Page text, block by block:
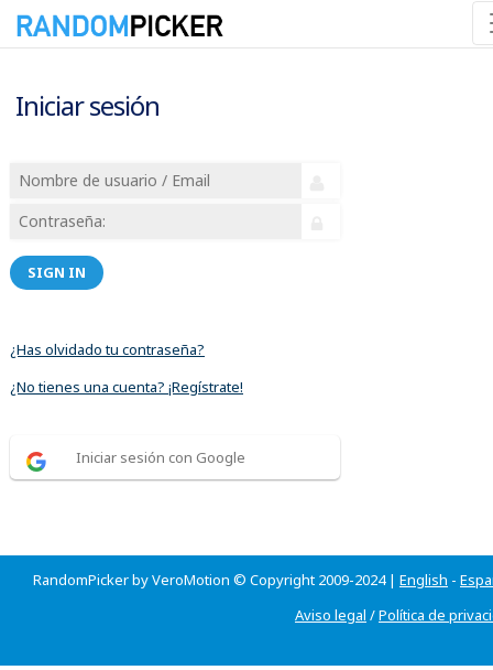
Iniciar sesión
SIGN IN
¿Has olvidado tu contraseña?
¿No tienes una cuenta? ¡Regístrate!
Iniciar sesión con Google
RandomPicker by VeroMotion © Copyright 2009-2024 | English -
Aviso legal /Política de